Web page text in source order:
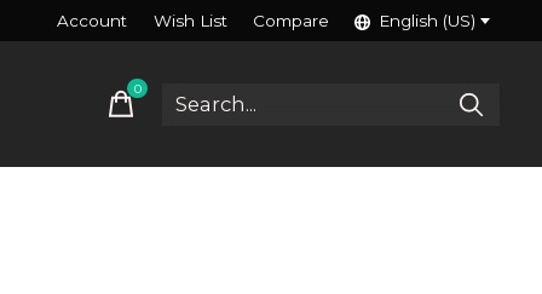
Account Wish List Compare English (US)
0items